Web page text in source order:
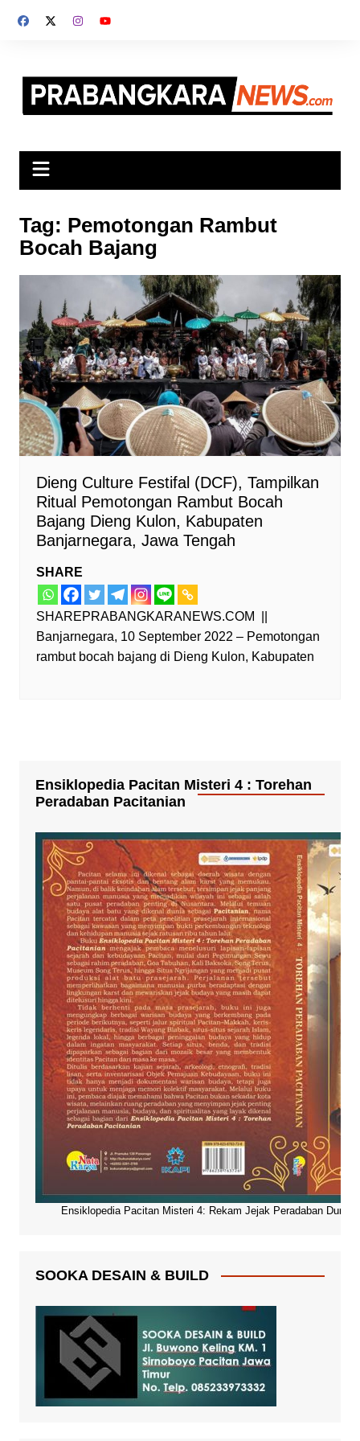
Tag: Pemotongan Rambut
Bocah Bajang
Dieng Culture Festifal (DCF), Tampilkan
Ritual Pemotongan Rambut Bocah
Bajang Dieng Kulon, Kabupaten
Banjarnegara, Jawa Tengah
SHARE
SHAREPRABANGKARANEWS.COM ||
Banjarnegara, 10 September 2022 – Pemotongan
rambut bocah bajang di Dieng Kulon, Kabupaten
Ensiklopedia Pacitan Misteri 4 : Torehan
Peradaban Pacitanian
Ensiklopedia Pacitan Misteri 4: Rekam Jejak Peradaban Dunia
SOOKA DESAIN & BUILD